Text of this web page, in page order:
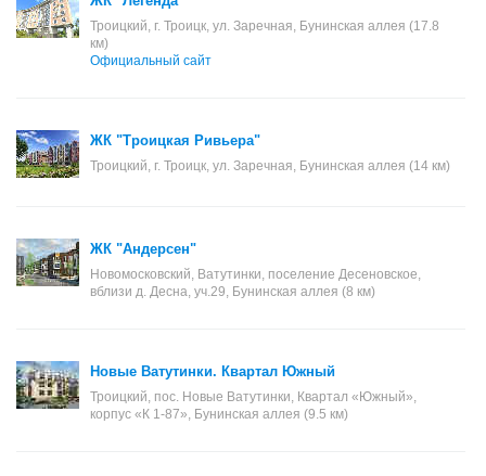
Троицкий, г. Троицк, ул. Заречная, Бунинская аллея (17.8
км)
Официальный сайт
ЖК "Троицкая Ривьера"
Троицкий, г. Троицк, ул. Заречная, Бунинская аллея (14 км)
ЖК "Андерсен"
Новомосковский, Ватутинки, поселение Десеновское,
вблизи д. Десна, уч.29, Бунинская аллея (8 км)
Новые Ватутинки. Квартал Южный
Троицкий, пос. Новые Ватутинки, Квартал «Южный»,
корпус «К 1-87», Бунинская аллея (9.5 км)